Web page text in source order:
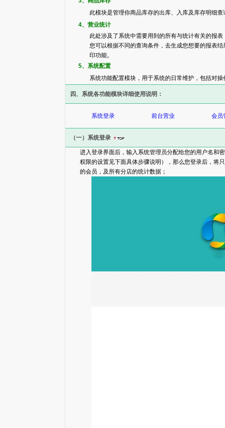
此模块是管理你商品库存的出库、入库及库存明细查
4、营业统计
此处涉及了系统中需要用到的所有与统计有关的报
您可以根据不同的查询条件，去生成您想要的报表
印功能。
5、系统配置
系统功能配置模块，用于系统的日常维护，包括对
四、系统各功能模块详细使用说明：
系统登录 前台营业 会员
（一）系统登录
进入登录界面后，输入系统管理员分配给您的用户名和
权限的设置见下面具体步骤说明），那么您登录后，将
的会员，及所有分店的统计数据；